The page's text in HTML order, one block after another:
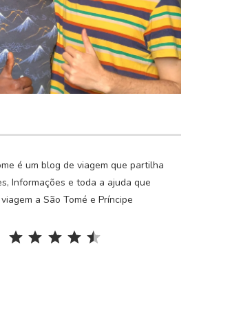
é um blog de viagem que partilha
Informações e toda a ajuda que
a São Tomé e Príncipe